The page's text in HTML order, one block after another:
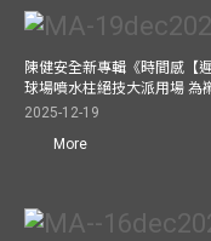
陳健安全新專輯《時間感【
球場噴水柱絕技大派用場 為
2025-12-19
More